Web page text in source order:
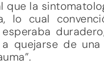
que la
lo cual
quejarse de